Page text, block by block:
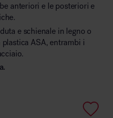
anteriori e le posteriori e
e schienale in legno o
plastica ASA, entrambi i